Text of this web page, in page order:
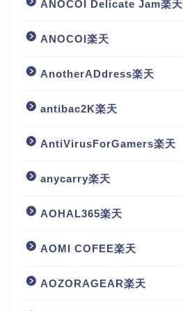
ANOCOI Delicate Jam楽天
ANOCOI楽天
AnotherADdress楽天
antibac2K楽天
AntiVirusForGamers楽天
anycarry楽天
AOHAL365楽天
AOMI COFEE楽天
AOZORAGEAR楽天